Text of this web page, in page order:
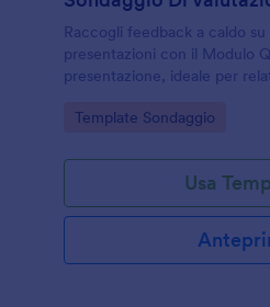
Raccogli feedback a caldo
presentazioni con il Modulo
presentazione, ideale per
raccolta dati online con
Go to Category:
Template Sondaggio
Usa